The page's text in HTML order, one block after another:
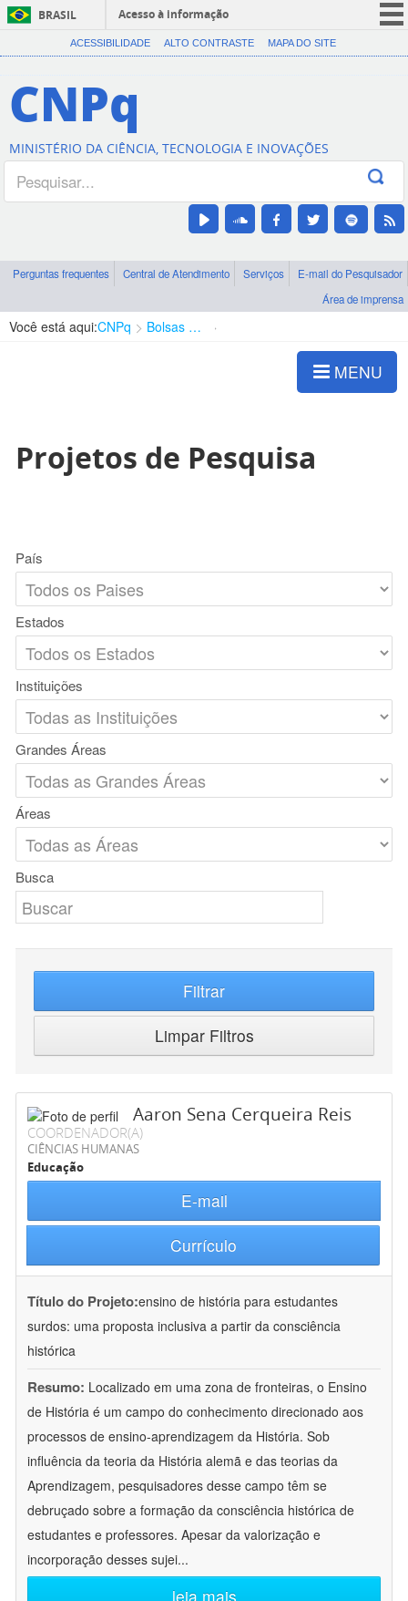
BRASIL
Acesso à informação
CORONAVÍRUS (COVID-19)
Canais
ACESSIBILIDADE ALTO CONTRASTE MAPA DO SITE
CNPq
MINISTÉRIO DA CIÊNCIA, TECNOLOGIA E INOVAÇÕES
Perguntas frequentes Central de Atendimento Serviços
E-mail do Pesquisador
Área de imprensa
Você está aqui:CNPq Bolsas e Auxílios Vigentes
MENU
Projetos de Pesquisa
País
Estados
Instituições
Grandes Áreas
Áreas
Busca
Filtrar
Limpar Filtros
Aaron Sena Cerqueira Reis
COORDENADOR(A)
CIÊNCIAS HUMANAS
Educação
E-mail
Currículo
Título do Projeto:ensino de história para estudantes
surdos: uma proposta inclusiva a partir da consciência
histórica
Resumo: Localizado em uma zona de fronteiras, o Ensino
de História é um campo do conhecimento direcionado aos
processos de ensino-aprendizagem da História. Sob
influência da teoria da História alemã e das teorias da
Aprendizagem, pesquisadores desse campo têm se
debruçado sobre a formação da consciência histórica de
estudantes e professores. Apesar da valorização e
incorporação desses sujei...
leia mais